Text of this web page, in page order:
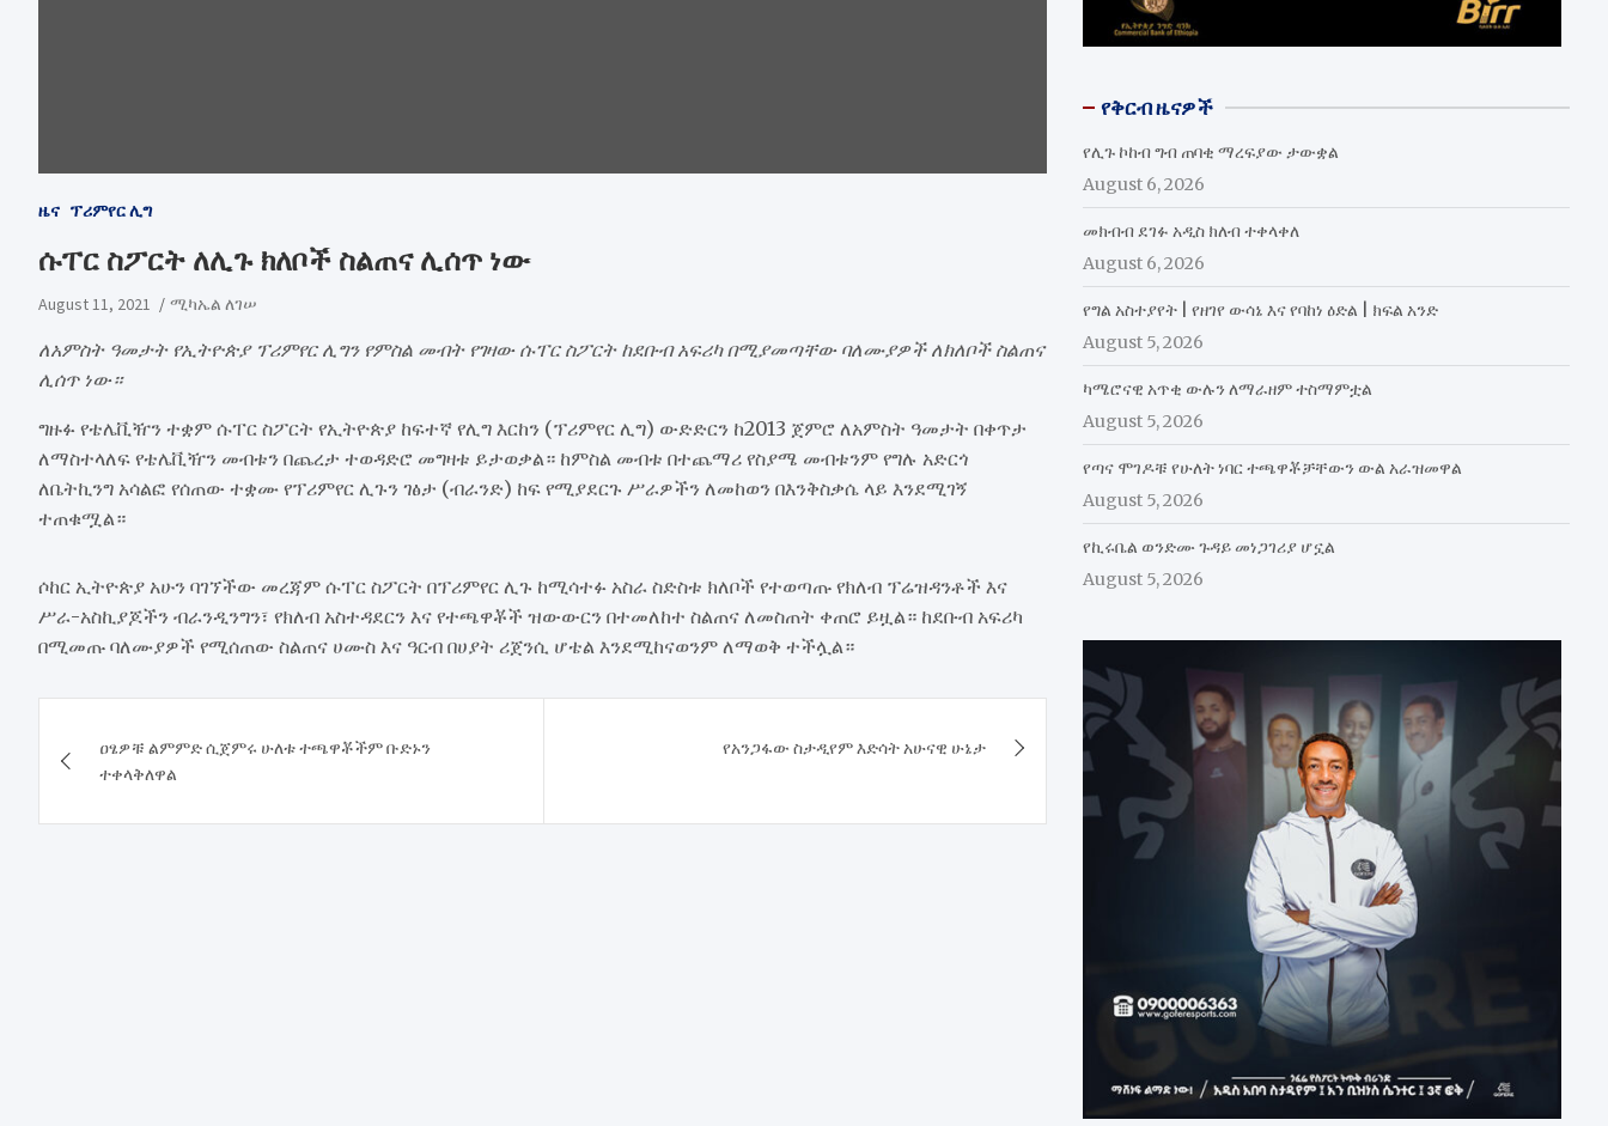
ዜና ፕሪምየር ሊግ
ሱፐር ስፖርት ለሊጉ ክለቦች ስልጠና ሊሰጥ ነው
August 11, 2021 ሚካኤል ለገሠ
ለአምስት ዓመታት የኢትዮጵያ ፕሪምየር ሊግን የምስል መብት የገዛው ሱፐር ስፖርት ከደቡብ አፍሪካ በሚያመጣቸው ባለሙያዎች ለክለቦች ስልጠና
ሊሰጥ ነው።
ግዙፉ የቴሌቪዥን ተቋም ሱፐር ስፖርት የኢትዮጵያ ከፍተኛ የሊግ እርከን (ፕሪምየር ሊግ) ውድድርን ከ2013 ጀምሮ ለአምስት ዓመታት በቀጥታ
ለማስተላለፍ የቴሌቪዥን መብቱን በጨረታ ተወዳድሮ መግዛቱ ይታወቃል። ከምስል መብቱ በተጨማሪ የስያሜ መብቱንም የግሉ አድርጎ
ለቤትኪንግ አሳልፎ የሰጠው ተቋሙ የፕሪምየር ሊጉን ገፅታ (ብራንድ) ከፍ የሚያደርጉ ሥራዎችን ለመከወን በእንቅስቃሴ ላይ እንደሚገኝ
ተጠቁሟል።
ሶከር ኢትዮጵያ አሁን ባገኘችው መረጃም ሱፐር ስፖርት በፕሪምየር ሊጉ ከሚሳተፉ አስራ ስድስቱ ክለቦች የተወጣጡ የክለብ ፕሬዝዳንቶች እና
ሥራ-አስኪያጆችን ብራንዲንግን፣ የክለብ አስተዳደርን እና የተጫዋቾች ዝውውርን በተመለከተ ስልጠና ለመስጠት ቀጠሮ ይዟል። ከደቡብ አፍሪካ
በሚመጡ ባለሙያዎች የሚሰጠው ስልጠና ሀሙስ እና ዓርብ በሀያት ሪጀንሲ ሆቴል እንደሚከናወንም ለማወቅ ተችሏል።
navigation
ዐፄዎቹ ልምምድ ሲጀምሩ ሁለቱ ተጫዋቾችም ቡድኑን
ተቀላቅለዋል
የአንጋፋው ስታዲየም እድሳት አሁናዊ ሁኔታ
የቅርብ ዜናዎች
የሊጉ ኮከብ ግብ ጠባቂ ማረፍያው ታውቋል
August 6, 2026
መክብብ ደገፉ አዲስ ክለብ ተቀላቀለ
August 6, 2026
የግል አስተያየት | የዘገየ ውሳኔ እና የባከነ ዕድል | ክፍል አንድ
August 5, 2026
ካሜሮናዊ አጥቂ ውሉን ለማራዘም ተስማምቷል
August 5, 2026
የጣና ሞገዶቹ የሁለት ነባር ተጫዋቾቻቸውን ውል አራዝመዋል
August 5, 2026
የኪሩቤል ወንድሙ ጉዳይ መነጋገሪያ ሆኗል
August 5, 2026